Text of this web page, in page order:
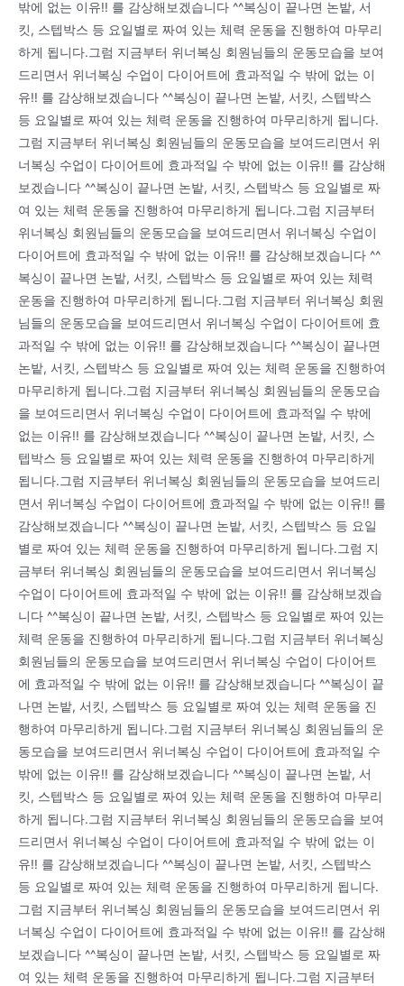
밖에 없는 이유!! 를 감상해보겠습니다 ^^복싱이 끝나면 논밭, 서
킷, 스텝박스 등 요일별로 짜여 있는 체력 운동을 진행하여 마무리
하게 됩니다.그럼 지금부터 위너복싱 회원님들의 운동모습을 보여
드리면서 위너복싱 수업이 다이어트에 효과적일 수 밖에 없는 이
유!! 를 감상해보겠습니다 ^^복싱이 끝나면 논밭, 서킷, 스텝박스
등 요일별로 짜여 있는 체력 운동을 진행하여 마무리하게 됩니다.
그럼 지금부터 위너복싱 회원님들의 운동모습을 보여드리면서 위
너복싱 수업이 다이어트에 효과적일 수 밖에 없는 이유!! 를 감상해
보겠습니다 ^^복싱이 끝나면 논밭, 서킷, 스텝박스 등 요일별로 짜
여 있는 체력 운동을 진행하여 마무리하게 됩니다.그럼 지금부터
위너복싱 회원님들의 운동모습을 보여드리면서 위너복싱 수업이
다이어트에 효과적일 수 밖에 없는 이유!! 를 감상해보겠습니다 ^^
복싱이 끝나면 논밭, 서킷, 스텝박스 등 요일별로 짜여 있는 체력
운동을 진행하여 마무리하게 됩니다.그럼 지금부터 위너복싱 회원
님들의 운동모습을 보여드리면서 위너복싱 수업이 다이어트에 효
과적일 수 밖에 없는 이유!! 를 감상해보겠습니다 ^^복싱이 끝나면
논밭, 서킷, 스텝박스 등 요일별로 짜여 있는 체력 운동을 진행하여
마무리하게 됩니다.그럼 지금부터 위너복싱 회원님들의 운동모습
을 보여드리면서 위너복싱 수업이 다이어트에 효과적일 수 밖에
없는 이유!! 를 감상해보겠습니다 ^^복싱이 끝나면 논밭, 서킷, 스
텝박스 등 요일별로 짜여 있는 체력 운동을 진행하여 마무리하게
됩니다.그럼 지금부터 위너복싱 회원님들의 운동모습을 보여드리
면서 위너복싱 수업이 다이어트에 효과적일 수 밖에 없는 이유!! 를
감상해보겠습니다 ^^복싱이 끝나면 논밭, 서킷, 스텝박스 등 요일
별로 짜여 있는 체력 운동을 진행하여 마무리하게 됩니다.그럼 지
금부터 위너복싱 회원님들의 운동모습을 보여드리면서 위너복싱
수업이 다이어트에 효과적일 수 밖에 없는 이유!! 를 감상해보겠습
니다 ^^복싱이 끝나면 논밭, 서킷, 스텝박스 등 요일별로 짜여 있는
체력 운동을 진행하여 마무리하게 됩니다.그럼 지금부터 위너복싱
회원님들의 운동모습을 보여드리면서 위너복싱 수업이 다이어트
에 효과적일 수 밖에 없는 이유!! 를 감상해보겠습니다 ^^복싱이 끝
나면 논밭, 서킷, 스텝박스 등 요일별로 짜여 있는 체력 운동을 진
행하여 마무리하게 됩니다.그럼 지금부터 위너복싱 회원님들의 운
동모습을 보여드리면서 위너복싱 수업이 다이어트에 효과적일 수
밖에 없는 이유!! 를 감상해보겠습니다 ^^복싱이 끝나면 논밭, 서
킷, 스텝박스 등 요일별로 짜여 있는 체력 운동을 진행하여 마무리
하게 됩니다.그럼 지금부터 위너복싱 회원님들의 운동모습을 보여
드리면서 위너복싱 수업이 다이어트에 효과적일 수 밖에 없는 이
유!! 를 감상해보겠습니다 ^^복싱이 끝나면 논밭, 서킷, 스텝박스
등 요일별로 짜여 있는 체력 운동을 진행하여 마무리하게 됩니다.
그럼 지금부터 위너복싱 회원님들의 운동모습을 보여드리면서 위
너복싱 수업이 다이어트에 효과적일 수 밖에 없는 이유!! 를 감상해
보겠습니다 ^^복싱이 끝나면 논밭, 서킷, 스텝박스 등 요일별로 짜
여 있는 체력 운동을 진행하여 마무리하게 됩니다.그럼 지금부터